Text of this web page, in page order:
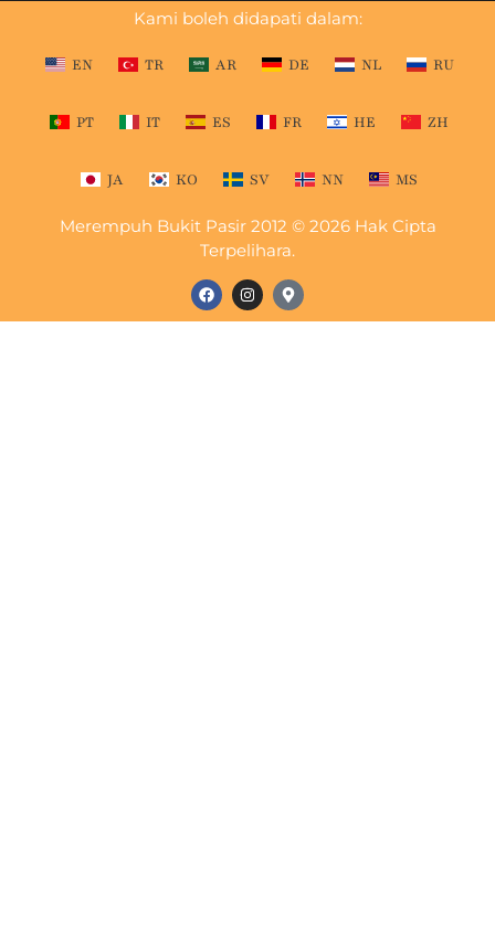
Kami boleh didapati dalam:
EN TR AR DE NL RU
PT IT ES FR HE ZH
JA KO SV NN MS
Merempuh Bukit Pasir 2012 © 2026 Hak Cipta
Terpelihara.